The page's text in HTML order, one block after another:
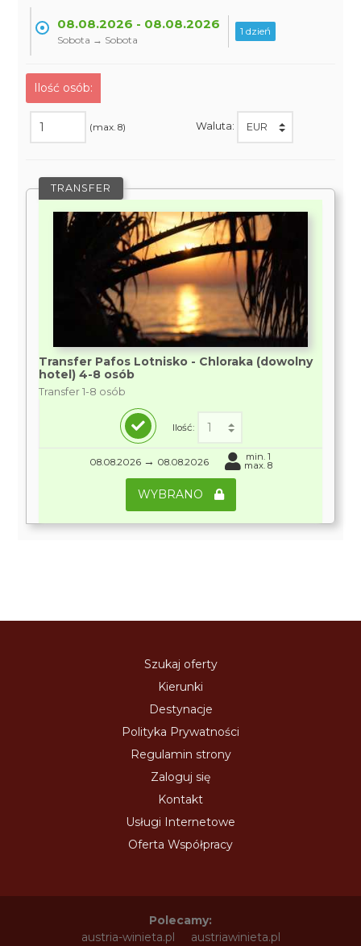
08.08.2026 - 08.08.2026
Sobota → Sobota
1 dzień
Ilość osób:
(max. 8) Waluta:
TRANSFER
Transfer Pafos Lotnisko - Chloraka (dowolny
hotel) 4-8 osób
Transfer 1-8 osób
Ilość:
08.08.2026 → 08.08.2026 min. 1
max. 8
WYBRANO
Szukaj oferty
Kierunki
Destynacje
Polityka Prywatności
Regulamin strony
Zaloguj się
Kontakt
Usługi Internetowe
Oferta Współpracy
Polecamy:
austria-winieta.pl
austriawinieta.pl